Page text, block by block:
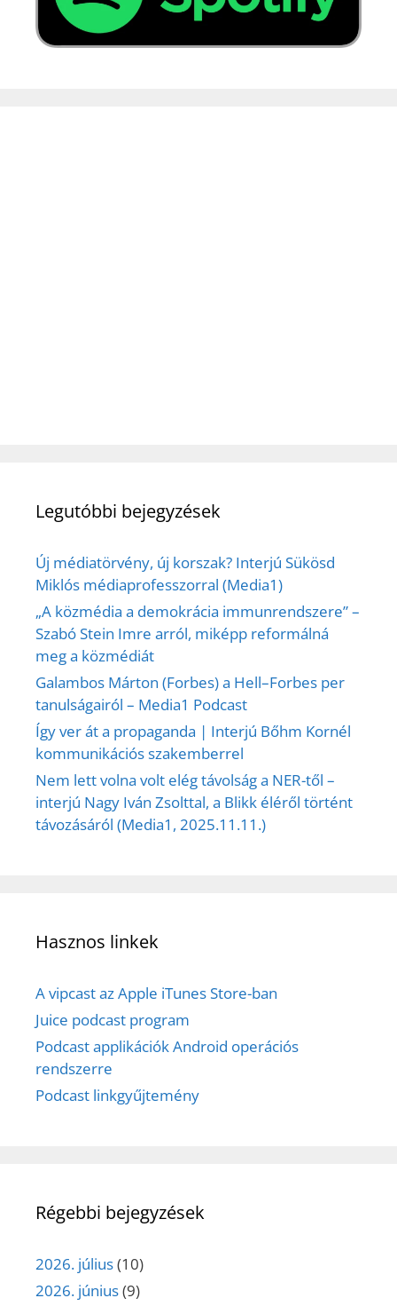
Legutóbbi bejegyzések
Új médiatörvény, új korszak? Interjú Sükösd
Miklós médiaprofesszorral (Media1)
„A közmédia a demokrácia immunrendszere” –
Szabó Stein Imre arról, miképp reformálná
meg a közmédiát
Galambos Márton (Forbes) a Hell–Forbes per
tanulságairól – Media1 Podcast
Így ver át a propaganda | Interjú Bőhm Kornél
kommunikációs szakemberrel
Nem lett volna volt elég távolság a NER-től –
interjú Nagy Iván Zsolttal, a Blikk éléről történt
távozásáról (Media1, 2025.11.11.)
Hasznos linkek
A vipcast az Apple iTunes Store-ban
Juice podcast program
Podcast applikációk Android operációs
rendszerre
Podcast linkgyűjtemény
Régebbi bejegyzések
2026. július(10)
2026. június(9)